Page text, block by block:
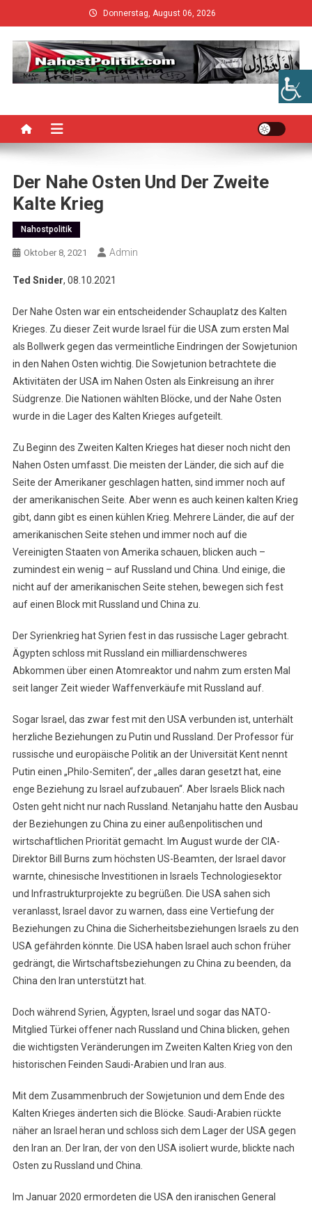
to
content
Donnerstag, August 06, 2026
Der Nahe Osten Und Der Zweite
Kalte Krieg
Nahostpolitik
Oktober 8, 2021 Admin
Ted Snider, 08.10.2021
Der Nahe Osten war ein entscheidender Schauplatz des Kalten
Krieges. Zu dieser Zeit wurde Israel für die USA zum ersten Mal
als Bollwerk gegen das vermeintliche Eindringen der Sowjetunion
in den Nahen Osten wichtig. Die Sowjetunion betrachtete die
Aktivitäten der USA im Nahen Osten als Einkreisung an ihrer
Südgrenze. Die Nationen wählten Blöcke, und der Nahe Osten
wurde in die Lager des Kalten Krieges aufgeteilt.
Zu Beginn des Zweiten Kalten Krieges hat dieser noch nicht den
Nahen Osten umfasst. Die meisten der Länder, die sich auf die
Seite der Amerikaner geschlagen hatten, sind immer noch auf
der amerikanischen Seite. Aber wenn es auch keinen kalten Krieg
gibt, dann gibt es einen kühlen Krieg. Mehrere Länder, die auf der
amerikanischen Seite stehen und immer noch auf die
Vereinigten Staaten von Amerika schauen, blicken auch –
zumindest ein wenig – auf Russland und China. Und einige, die
nicht auf der amerikanischen Seite stehen, bewegen sich fest
auf einen Block mit Russland und China zu.
Der Syrienkrieg hat Syrien fest in das russische Lager gebracht.
Ägypten schloss mit Russland ein milliardenschweres
Abkommen über einen Atomreaktor und nahm zum ersten Mal
seit langer Zeit wieder Waffenverkäufe mit Russland auf.
Sogar Israel, das zwar fest mit den USA verbunden ist, unterhält
herzliche Beziehungen zu Putin und Russland. Der Professor für
russische und europäische Politik an der Universität Kent nennt
Putin einen „Philo-Semiten“, der „alles daran gesetzt hat, eine
enge Beziehung zu Israel aufzubauen“. Aber Israels Blick nach
Osten geht nicht nur nach Russland. Netanjahu hatte den Ausbau
der Beziehungen zu China zu einer außenpolitischen und
wirtschaftlichen Priorität gemacht. Im August wurde der CIA-
Direktor Bill Burns zum höchsten US-Beamten, der Israel davor
warnte, chinesische Investitionen in Israels Technologiesektor
und Infrastrukturprojekte zu begrüßen. Die USA sahen sich
veranlasst, Israel davor zu warnen, dass eine Vertiefung der
Beziehungen zu China die Sicherheitsbeziehungen Israels zu den
USA gefährden könnte. Die USA haben Israel auch schon früher
gedrängt, die Wirtschaftsbeziehungen zu China zu beenden, da
China den Iran unterstützt hat.
Doch während Syrien, Ägypten, Israel und sogar das NATO-
Mitglied Türkei offener nach Russland und China blicken, gehen
die wichtigsten Veränderungen im Zweiten Kalten Krieg von den
historischen Feinden Saudi-Arabien und Iran aus.
Mit dem Zusammenbruch der Sowjetunion und dem Ende des
Kalten Krieges änderten sich die Blöcke. Saudi-Arabien rückte
näher an Israel heran und schloss sich dem Lager der USA gegen
den Iran an. Der Iran, der von den USA isoliert wurde, blickte nach
Osten zu Russland und China.
Im Januar 2020 ermordeten die USA den iranischen General